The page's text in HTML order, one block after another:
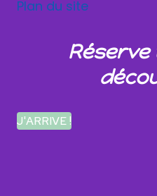
Plan du site
Réserve
J'ARRIVE !